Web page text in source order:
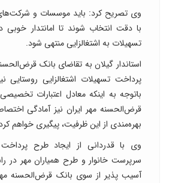
وی تصریح کرد: باید موسسات و
با دقت انتخاب شوند تا امانتدار خوبی
تسهیلات به اشتغالزایی منتهی شود.
استاندار گیلان به تقاضای بانک
پرداخت تسهیلات اشتغالزایی روستایی
باتوجه به اینکه معادل اعتبارات
قرض‌الحسنه مهر ایران نیز آمادگی
بهره‌مندی از این ظرفیت، پیگیری خواهم
وی با قدردانی از ایجاد طرح
سرپرست خانوار و طرح همیاران مهر در
آسیب پذیر از سوی بانک قرض‌الحسنه